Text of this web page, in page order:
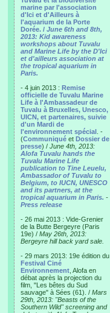
marine par l'association
d'Ici et d'Ailleurs à
l'aquarium de la Porte
Dorée. / June 6th and 8th,
2013: Kid awareness
workshops about Tuvalu
and Marine Life by the D'Ici
et d'ailleurs association at
the tropical aquarium in
Paris.
- 4 juin 2013 : Remise
officielle de Tuvalu Marine
Life à l'Ambassadeur de
Tuvalu à Bruxelles, Unesco,
UICN, et partenaires, suivie
d'un Mardi de
l'environnement spécial . -
(Communiqué et Dossier de
presse) / June 4th, 2013:
Alofa Tuvalu hands the
Tuvalu Marine Life
publication to Tine Leuelu,
Ambassador of Tuvalu to
Belgium, to IUCN, UNESCO
and its partners, at the
tropical aquarium in Paris. -
Press release
- 26 mai 2013 : Vide-Grenier
de la Butte Bergeyre (Paris
19e) / May 26th, 2013:
Bergeyre hill back yard sale.
- 29 mars 2013: 19e édition du
Festival Ciné
Environnement , Alofa en
débat après la projection du
film, "Les bêtes du Sud
sauvage" à Sées (61). / Mars
29th, 2013: "Beasts of the
Southern Wild" screening and